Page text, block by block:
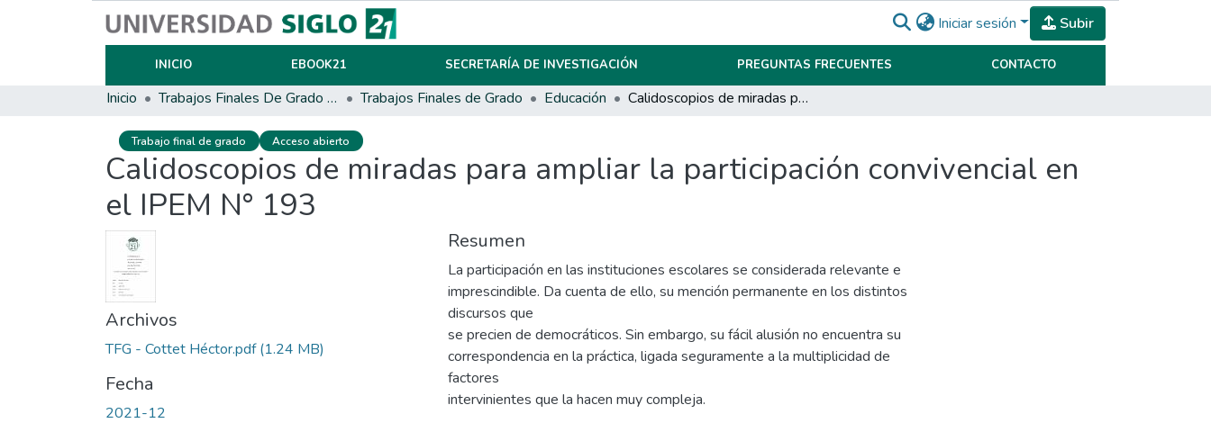
Iniciar sesión Subir
INICIO EBOOK21 SECRETARÍA DE INVESTIGACIÓN PREGUNTAS FRECUENTES CONTACTO
Inicio Trabajos Finales De Grado Y Posgrado Trabajos Finales de Grado Educación Calidoscopios de miradas para ampliar la participación convivencial en el IPEM N° 193
Trabajo final de grado Acceso abierto
Calidoscopios de miradas para ampliar la participación convivencial en
el IPEM N° 193
Archivos
TFG - Cottet Héctor.pdf(1.24 MB)
Fecha
2021-12
Resumen
La participación en las instituciones escolares se considerada relevante e
imprescindible. Da cuenta de ello, su mención permanente en los distintos
discursos que
se precien de democráticos. Sin embargo, su fácil alusión no encuentra su
correspondencia en la práctica, ligada seguramente a la multiplicidad de
factores
intervinientes que la hacen muy compleja.